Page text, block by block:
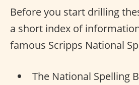
Before you start drilling
a short index of
famous Scripps National
The National Spelling